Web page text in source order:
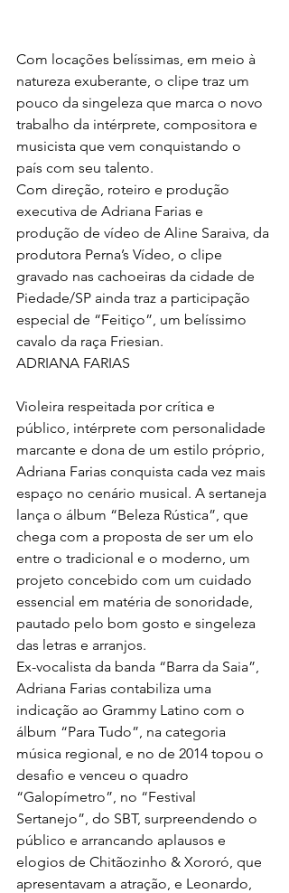
Com locações belíssimas, em meio à
natureza exuberante, o clipe traz um
pouco da singeleza que marca o novo
trabalho da intérprete, compositora e
musicista que vem conquistando o
país com seu talento.
Com direção, roteiro e produção
executiva de Adriana Farias e
produção de vídeo de Aline Saraiva, da
produtora Perna’s Vídeo, o clipe
gravado nas cachoeiras da cidade de
Piedade/SP ainda traz a participação
especial de “Feitiço”, um belíssimo
cavalo da raça Friesian.
ADRIANA FARIAS
Violeira respeitada por crítica e
público, intérprete com personalidade
marcante e dona de um estilo próprio,
Adriana Farias conquista cada vez mais
espaço no cenário musical. A sertaneja
lança o álbum “Beleza Rústica”, que
chega com a proposta de ser um elo
entre o tradicional e o moderno, um
projeto concebido com um cuidado
essencial em matéria de sonoridade,
pautado pelo bom gosto e singeleza
das letras e arranjos.
Ex-vocalista da banda “Barra da Saia”,
Adriana Farias contabiliza uma
indicação ao Grammy Latino com o
álbum “Para Tudo”, na categoria
música regional, e no de 2014 topou o
desafio e venceu o quadro
“Galopímetro”, no “Festival
Sertanejo”, do SBT, surpreendendo o
público e arrancando aplausos e
elogios de Chitãozinho & Xororó, que
apresentavam a atração, e Leonardo,